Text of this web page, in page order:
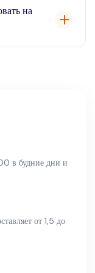
водой или
Сечени из-
Они могут
для
на
в будние дни и
от 1,5 до